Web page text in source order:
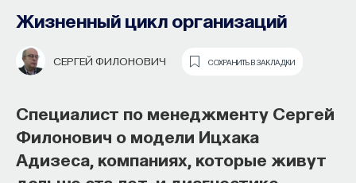
Жизненный цикл организаций
СЕРГЕЙ ФИЛОНОВИЧ СОХРАНИТЬ В ЗАКЛАДКИ
Специалист по менеджменту Сергей
Филонович о модели Ицхака
Адизеса, компаниях, которые живут
образования и рынок труда —
«Мыслить как учёный» #57
Зачем университету длинный
горизонт планирования и как
ИИ меняет саму организацию